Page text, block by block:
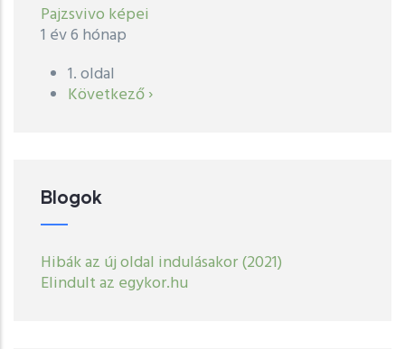
Pajzsvivo képei
1 év 6 hónap
Oldalszámozás
1. oldal
Következő
Következő ›
Blogok
Hibák az új oldal indulásakor (2021)
Elindult az egykor.hu